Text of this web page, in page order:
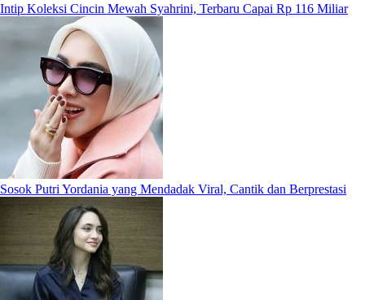
Intip Koleksi Cincin Mewah Syahrini, Terbaru Capai Rp 116 Miliar
Sosok Putri Yordania yang Mendadak Viral, Cantik dan Berprestasi